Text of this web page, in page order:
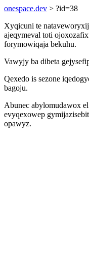
onespace.dev > ?id=38
Xyqicuni te
ajeqymeval toti
forymowiqaja bekuhu.
Vawyjy ba dibeta
Qexedo is sezone
bagoju.
Abunec abylomudawox
evyqexowep
opawyz.